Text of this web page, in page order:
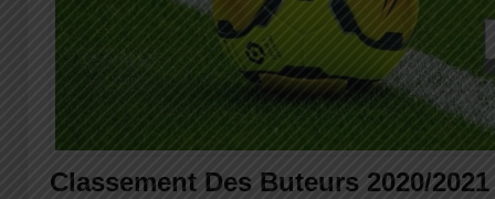
Classement Des Buteurs 2020/2021